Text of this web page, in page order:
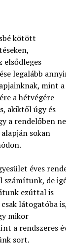
kötött
elsődleges
legalább
mint a
a hétvégére
akiktől úgy és
a rendelőben
sokan
éves
számítunk, de
ezúttal is
látogatóba is,
mikor
a rendszeres
sort.